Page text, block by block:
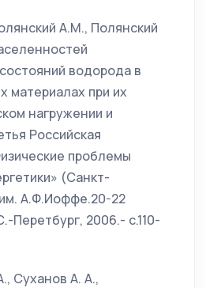
А.М., Полянский
водорода в
материалах при их
нагружении и
Российская
проблемы
(Санкт-
А.Ф.Иоффе.20-22
Перетбург, 2006.- с.110-
Суханов А. А.,